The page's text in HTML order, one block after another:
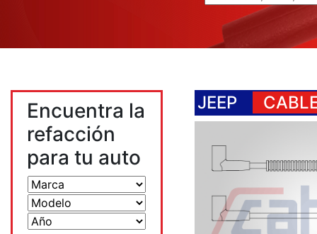
Encuentra la
refacción
para tu auto
JEEP